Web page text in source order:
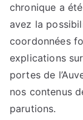
chronique a
avez la
coordonnées
explications
portes de
nos contenus
parutions.